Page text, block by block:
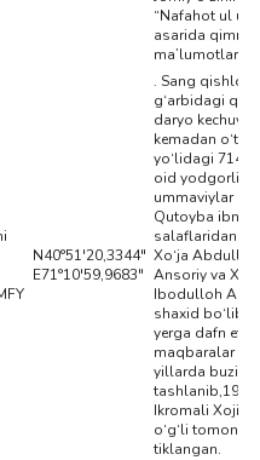
“Nafahot ul
asarida
ma’lumotlar
N40°51'20,3344"
E71°10'59,9683"
. Sang
g‘arbidagi
daryo
kemadan o‘tish
yo‘lidagi 714
oid yodgorlik.
ummaviylar
Qutoyba ibn
salaflaridan
Xo‘ja Abdullox
Ansoriy va
Ibodulloh
shaxid bo‘lib,
yerga dafn
maqbaralar
yillarda buzib
Ikromali Xoji
o‘g‘li
tiklangan.